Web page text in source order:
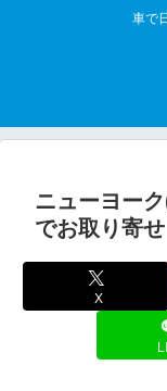
車で
ニューヨー
でお取り寄
X